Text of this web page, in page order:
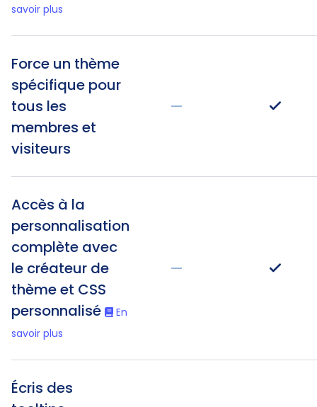
savoir plus
Force un thème
spécifique pour
tous les
membres et
visiteurs
—
Accès à la
personnalisation
complète avec
le créateur de
thème et CSS
personnalisé
En
savoir plus
—
Écris des